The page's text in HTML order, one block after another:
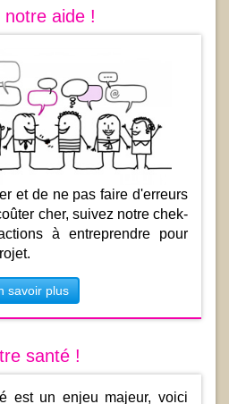
santé !
est un enjeu majeur, voici
aide !
et de ne pas faire d'erreurs
cher, suivez notre chek-
à entreprendre pour
savoir plus